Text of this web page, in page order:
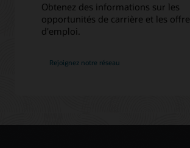
Obtenez des informations sur les
opportunités de carrière et les
d'emploi.
Rejoignez notre réseau
Oracle